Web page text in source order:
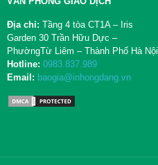
Địa chỉ: Tầng 4 tòa CT1A – Iris
Garden 30 Trần Hữu Dực –
PhườngTừ Liêm – Thành Phố Hà Nội
Hotline: 0983.837.989
Email: baogia@inhongdang.vn